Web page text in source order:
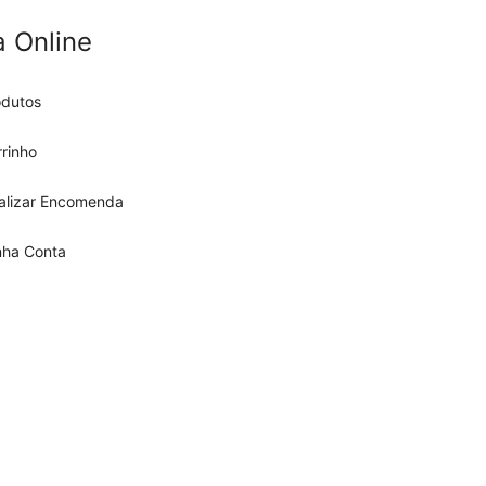
Online
Encomenda
Conta